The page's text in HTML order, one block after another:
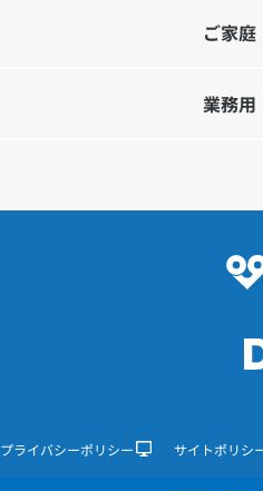
ご家
業務用
プライバシーポリシー サイトポリシ